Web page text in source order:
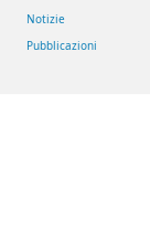
Notizie
Pubblicazioni